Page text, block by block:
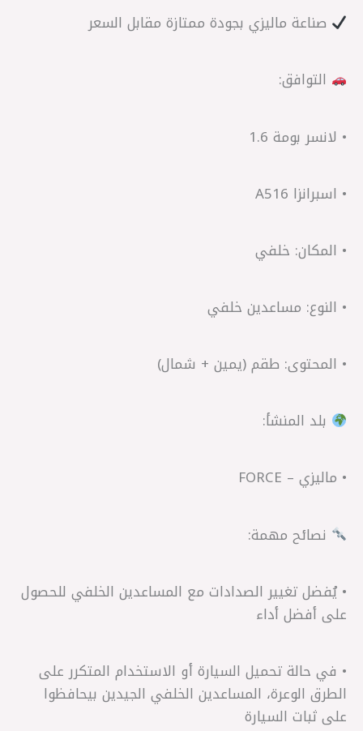
صناعة ماليزي بجودة ممتازة مقابل السعر
التوافق:
• لانسر بومة 1.6
• اسبرانزا A516
• المكان: خلفي
• النوع: مساعدين خلفي
• المحتوى: طقم (يمين + شمال)
بلد المنشأ:
• ماليزي – FORCE
نصائح مهمة:
• يُفضل تغيير الصدادات مع المساعدين الخلفي للحصول
على أفضل أداء
• في حالة تحميل السيارة أو الاستخدام المتكرر على
الطرق الوعرة، المساعدين الخلفي الجيدين بيحافظوا
على ثبات السيارة